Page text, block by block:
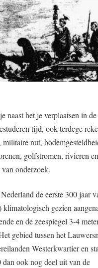
naast het je verplaatsen in de
tijd, ook terdege
nut,
golfstromen, rivieren
onderzoek.
de eerste 300 jaar
gezien
en de zeespiegel 3-4
gebied tussen het
Westerkwartier en
ook nog deel uit van de